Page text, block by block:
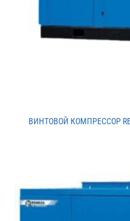
ВИНТОВОЙ КОМПРЕССОР